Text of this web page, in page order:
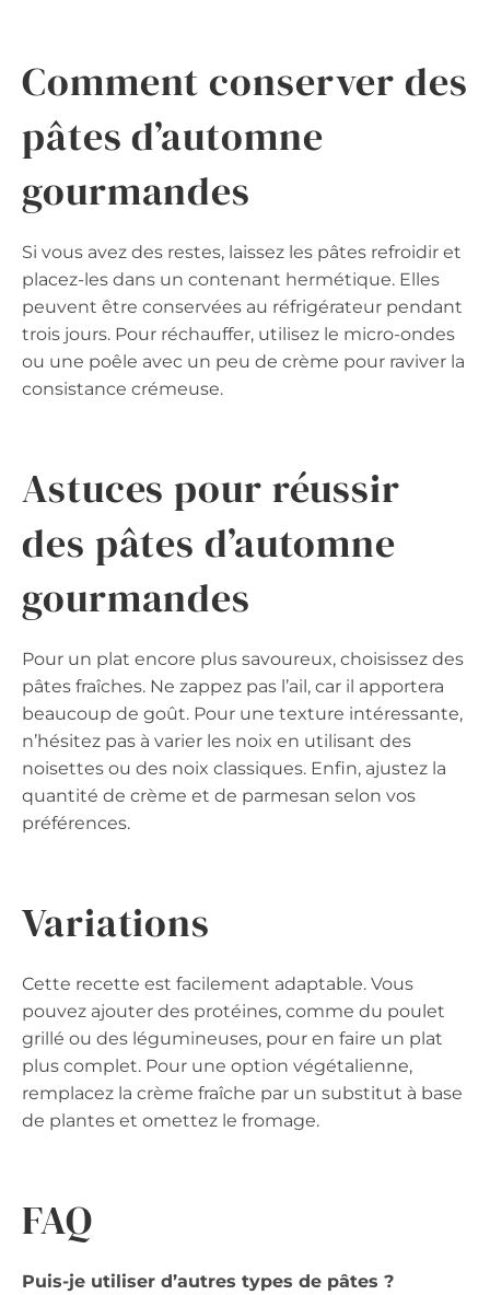
Comment conserver des
pâtes d’automne
gourmandes
Si vous avez des restes, laissez les pâtes refroidir et
placez-les dans un contenant hermétique. Elles
peuvent être conservées au réfrigérateur pendant
trois jours. Pour réchauffer, utilisez le micro-ondes
ou une poêle avec un peu de crème pour raviver la
consistance crémeuse.
Astuces pour réussir
des pâtes d’automne
gourmandes
Pour un plat encore plus savoureux, choisissez des
pâtes fraîches. Ne zappez pas l’ail, car il apportera
beaucoup de goût. Pour une texture intéressante,
n’hésitez pas à varier les noix en utilisant des
noisettes ou des noix classiques. Enfin, ajustez la
quantité de crème et de parmesan selon vos
préférences.
Variations
Cette recette est facilement adaptable. Vous
pouvez ajouter des protéines, comme du poulet
grillé ou des légumineuses, pour en faire un plat
plus complet. Pour une option végétalienne,
remplacez la crème fraîche par un substitut à base
de plantes et omettez le fromage.
FAQ
Puis-je utiliser d’autres types de pâtes ?